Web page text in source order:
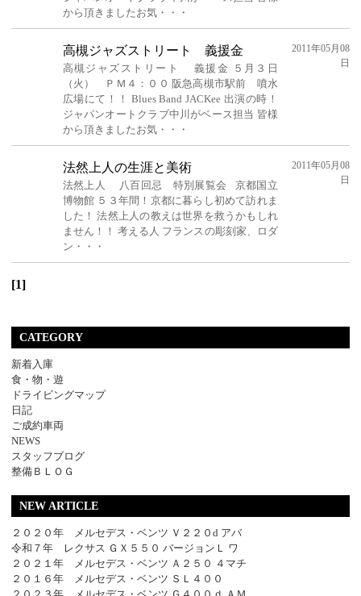
から頂きましたお気・・・
高槻ジャズストリート 義援金
高槻ジャズストリート 義援金 ５月３日
（火） ＰＭ４：００ 阪急高槻市駅前 噴水
広場にて！！ Blues Band JACKee 出演の時！
ジャパンオートクラブ中川がベース担当 皆様
から頂きましたお気・・・
2011年05月08
日
法然上人の生涯と美術
法然上人 八百回忌 特別展覧会 京都国立
博物館 ５３年間！京都に暮らし初めて訪れま
した！ 法然上人の教えは世界を救うかもしれ
ません！！ 考える人 フランスの彫刻家、ロダ
ン・・・
2011年05月08
日
[1]
CATEGORY
新着入庫
食・物・遊
ドライビングマップ
日記
ご成約車両
NEWS
スタッフブログ
整備ＢＬＯＧ
NEW ARTICLE
２０２０年 メルセデス・ベンツ Ｖ２２０d アバ
令和７年 レクサス ＧＸ５５０ バージョンＬ ワ
２０２１年 メルセデス・ベンツ Ａ２５０ ４マチ
２０１６年 メルセデス・ベンツ ＳＬ４００